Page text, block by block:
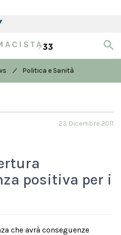
/ Politica e Sanità
23 Dicembre 2011
positiva per i
che avrà conseguenze